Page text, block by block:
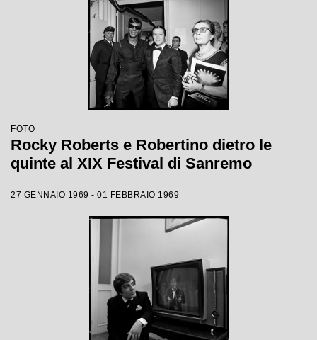
FOTO
Rocky Roberts e Robertino dietro le
quinte al XIX Festival di Sanremo
27 GENNAIO 1969 - 01 FEBBRAIO 1969